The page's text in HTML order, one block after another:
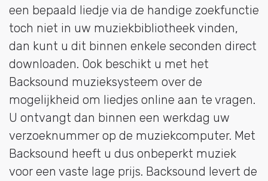
een bepaald liedje via de handige zoekfunctie
toch niet in uw muziekbibliotheek vinden,
dan kunt u dit binnen enkele seconden direct
downloaden. Ook beschikt u met het
Backsound muzieksysteem over de
mogelijkheid om liedjes online aan te vragen.
U ontvangt dan binnen een werkdag uw
verzoeknummer op de muziekcomputer. Met
Backsound heeft u dus onbeperkt muziek
voor een vaste lage prijs. Backsound levert de